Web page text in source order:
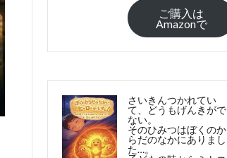
ご購入は
Amazonで
さいきんつかれてい
て、どうもげんきがで
ない。
そのひみつはぼくのか
らだのなかにありまし
た…。